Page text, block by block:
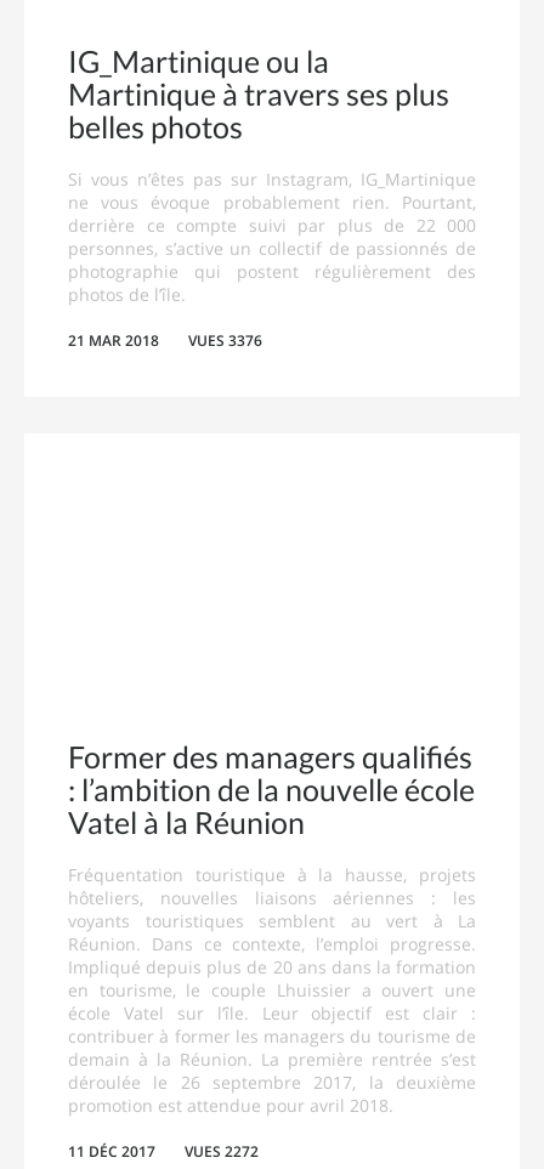
IG_Martinique ou la
Martinique à travers ses plus
belles photos
Si vous n’êtes pas sur Instagram, IG_Martinique
ne vous évoque probablement rien. Pourtant,
derrière ce compte suivi par plus de 22 000
personnes, s’active un collectif de passionnés de
photographie qui postent régulièrement des
photos de l’île.
21 MAR 2018 VUES 3376
Former des managers qualifiés
: l’ambition de la nouvelle école
Vatel à la Réunion
Fréquentation touristique à la hausse, projets
hôteliers, nouvelles liaisons aériennes : les
voyants touristiques semblent au vert à La
Réunion. Dans ce contexte, l’emploi progresse.
Impliqué depuis plus de 20 ans dans la formation
en tourisme, le couple Lhuissier a ouvert une
école Vatel sur l’île. Leur objectif est clair :
contribuer à former les managers du tourisme de
demain à la Réunion. La première rentrée s’est
déroulée le 26 septembre 2017, la deuxième
promotion est attendue pour avril 2018.
11 DÉC 2017 VUES 2272